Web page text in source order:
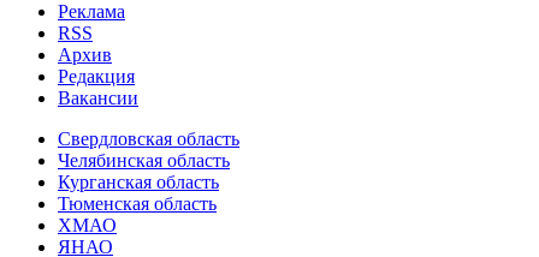
Реклама
RSS
Архив
Редакция
Вакансии
Свердловская область
Челябинская область
Курганская область
Тюменская область
ХМАО
ЯНАО